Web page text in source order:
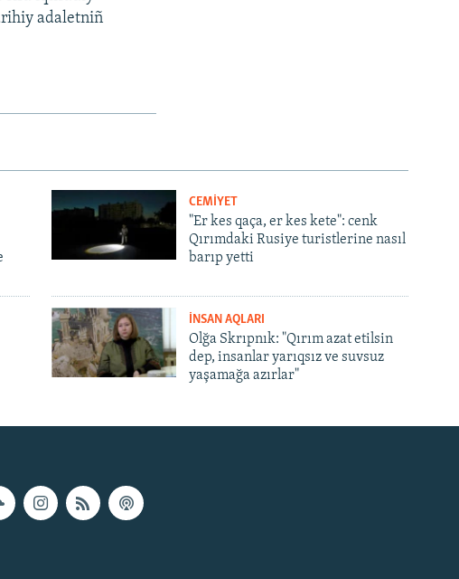
adaletniñ
CEMİYET
"Er kes qaça, er kes kete": cenk
Qırımdaki Rusiye turistlerine nasıl
barıp yetti
İNSAN AQLARI
Olğa Skrıpnık: "Qırım azat etilsin
dep, insanlar yarıqsız ve suvsuz
yaşamağa azırlar"